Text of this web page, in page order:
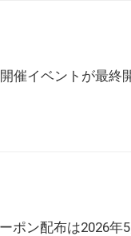
催イベントが最終
ポン配布は2026年